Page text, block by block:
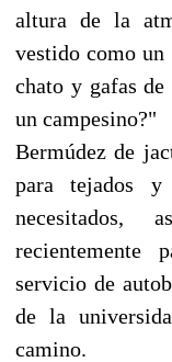
altura de la
vestido como un
chato y gafas
un campesino?"
Bermúdez de
para tejados
recientemente
servicio de
de la
camino.